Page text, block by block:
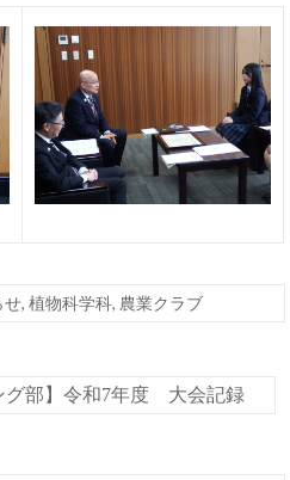
せ,植物科学科, 農業クラブ
グ部】令和7年度 大会記録